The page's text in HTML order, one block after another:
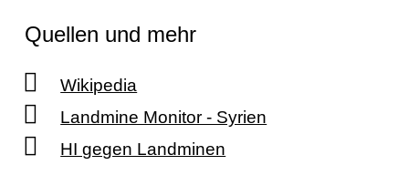
Quellen und mehr
Wikipedia
Landmine Monitor - Syrien
HI gegen Landminen